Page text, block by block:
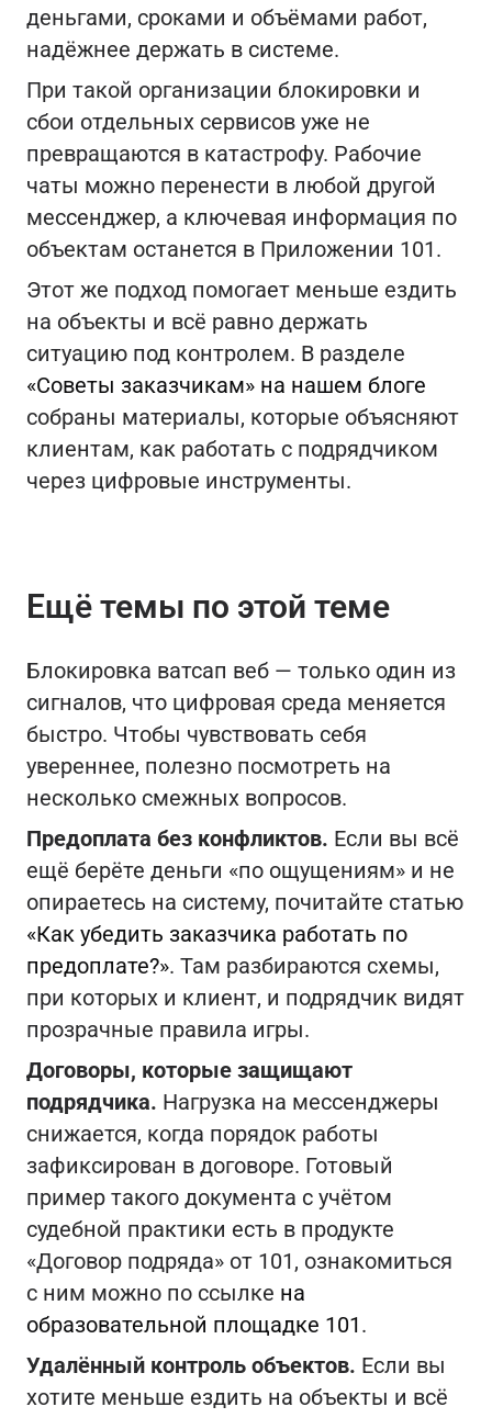
деньгами, сроками и объёмами работ,
надёжнее держать в системе.
При такой организации блокировки и
сбои отдельных сервисов уже не
превращаются в катастрофу. Рабочие
чаты можно перенести в любой другой
мессенджер, а ключевая информация по
объектам останется в Приложении 101.
Этот же подход помогает меньше ездить
на объекты и всё равно держать
ситуацию под контролем. В разделе
«Советы заказчикам» на нашем блоге
собраны материалы, которые объясняют
клиентам, как работать с подрядчиком
через цифровые инструменты.
Ещё темы по этой теме
Блокировка ватсап веб — только один из
сигналов, что цифровая среда меняется
быстро. Чтобы чувствовать себя
увереннее, полезно посмотреть на
несколько смежных вопросов.
Предоплата без конфликтов. Если вы всё
ещё берёте деньги «по ощущениям» и не
опираетесь на систему, почитайте статью
«Как убедить заказчика работать по
предоплате?». Там разбираются схемы,
при которых и клиент, и подрядчик видят
прозрачные правила игры.
Договоры, которые защищают
подрядчика. Нагрузка на мессенджеры
снижается, когда порядок работы
зафиксирован в договоре. Готовый
пример такого документа с учётом
судебной практики есть в продукте
«Договор подряда» от 101, ознакомиться
с ним можно по ссылке на
образовательной площадке 101.
Удалённый контроль объектов. Если вы
хотите меньше ездить на объекты и всё